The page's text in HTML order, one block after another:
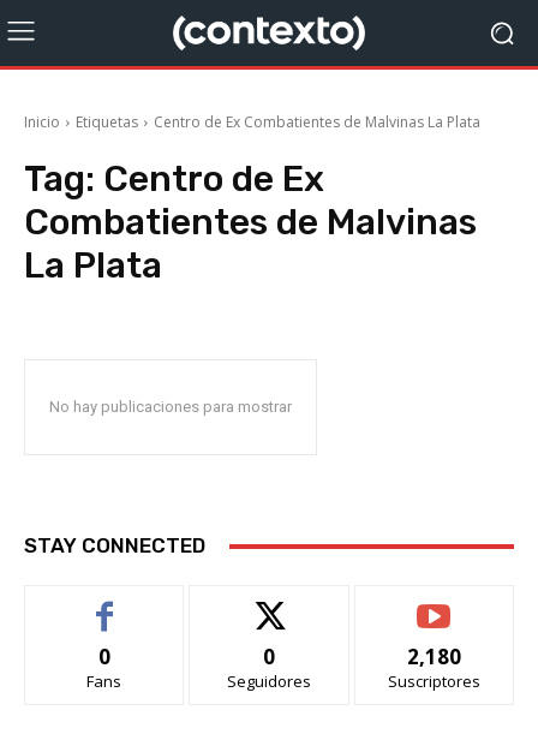
Inicio Etiquetas Centro de Ex Combatientes de Malvinas La Plata
Tag: Centro de Ex
Combatientes de Malvinas
La Plata
No hay publicaciones para mostrar
STAY CONNECTED
0
Fans
0
Seguidores
2,180
Suscriptores